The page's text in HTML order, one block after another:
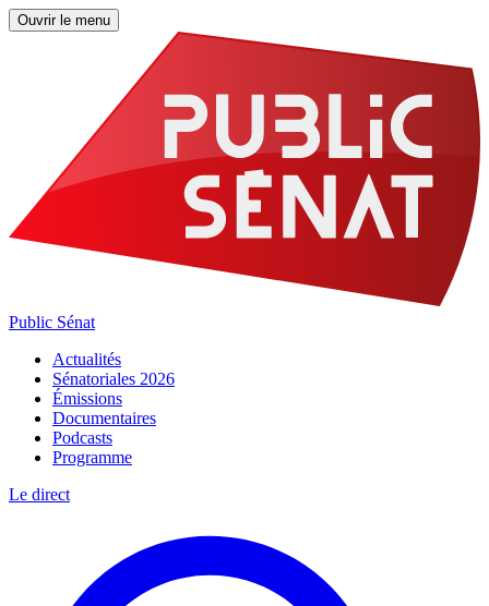
Ouvrir le menu
Public Sénat
Actualités
Sénatoriales 2026
Émissions
Documentaires
Podcasts
Programme
Le direct